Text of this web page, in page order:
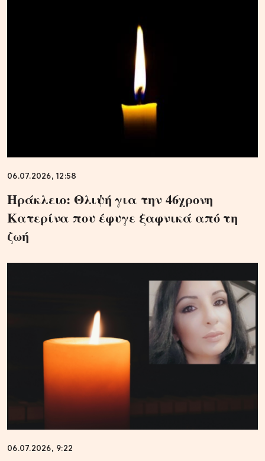
06.07.2026, 12:58
Ηράκλειο: Θλιψή για την 46χρονη
Κατερίνα που έφυγε ξαφνικά από τη
ζωή
06.07.2026, 9:22